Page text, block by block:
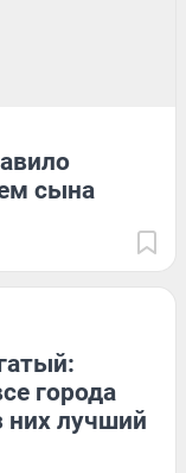
сына
города
них лучший